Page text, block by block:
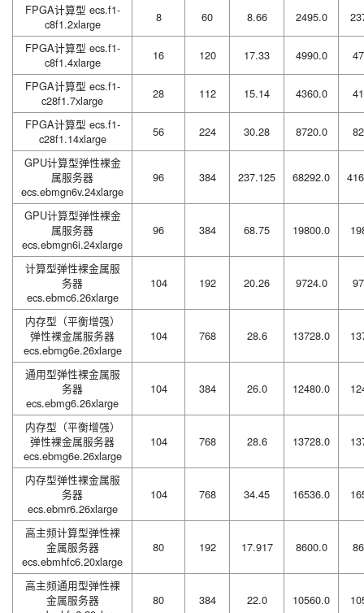
FPGA计算型 ecs.f1-
c8f1.2xlarge
8 60 8.66 2495.0
FPGA计算型 ecs.f1-
c8f1.4xlarge
16 120 17.33 4990.0
FPGA计算型 ecs.f1-
c28f1.7xlarge
28 112 15.14 4360.0
FPGA计算型 ecs.f1-
c28f1.14xlarge
56 224 30.28 8720.0
GPU计算型弹性裸金
属服务器
ecs.ebmgn6v.24xlarge
96 384 237.125 68292.0
GPU计算型弹性裸金
属服务器
ecs.ebmgn6i.24xlarge
96 384 68.75 19800.0
计算型弹性裸金属服
务器
ecs.ebmc6.26xlarge
104 192 20.26 9724.0
内存型（平衡增强）
弹性裸金属服务器
ecs.ebmg6e.26xlarge
104 768 28.6 13728.0
通用型弹性裸金属服
务器
ecs.ebmg6.26xlarge
104 384 26.0 12480.0
内存型（平衡增强）
弹性裸金属服务器
ecs.ebmg6e.26xlarge
104 768 28.6 13728.0
内存型弹性裸金属服
务器
ecs.ebmr6.26xlarge
104 768 34.45 16536.0
高主频计算型弹性裸
金属服务器
ecs.ebmhfc6.20xlarge
80 192 17.917 8600.0
高主频通用型弹性裸
金属服务器
80 384 22.0 10560.0